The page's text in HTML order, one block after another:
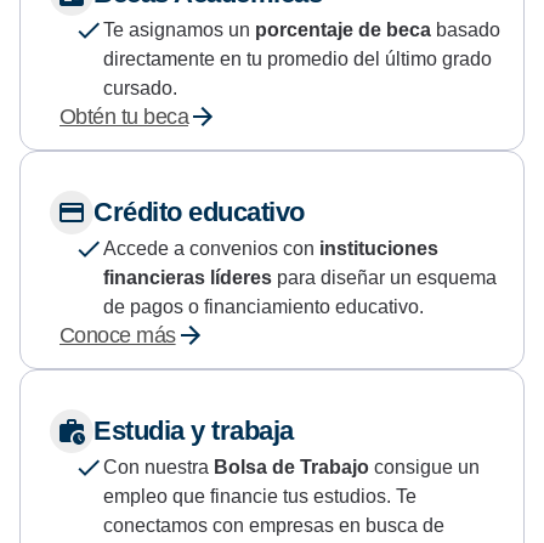
Te asignamos un porcentaje de beca basado
directamente en tu promedio del último grado
cursado.
Obtén tu beca
Crédito educativo
Accede a convenios con instituciones
financieras líderes para diseñar un esquema
de pagos o financiamiento educativo.
Conoce más
Estudia y trabaja
Con nuestra Bolsa de Trabajo consigue un
empleo que financie tus estudios. Te
conectamos con empresas en busca de